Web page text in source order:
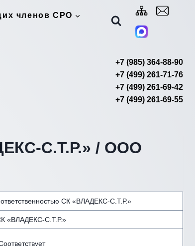
членов СРО
+7 (985) 364-88-90
+7 (499) 261-71-76
+7 (499) 261-69-42
+7 (499) 261-69-55
С.Т.Р.» / ООО
СК «ВЛАДЕКС-С.Т.Р.»
«ВЛАДЕКС-С.Т.Р.»